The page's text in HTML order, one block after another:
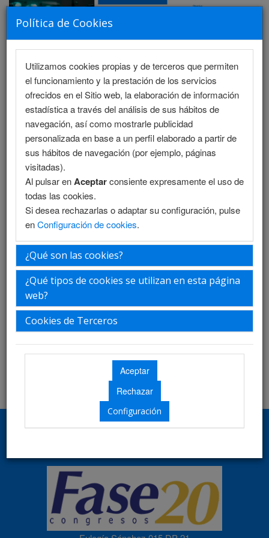
Política de Cookies
Utilizamos cookies propias y de terceros que permiten
el funcionamiento y la prestación de los servicios
ofrecidos en el Sitio web, la elaboración de información
estadística a través del análisis de sus hábitos de
navegación, así como mostrarle publicidad
personalizada en base a un perfil elaborado a partir de
sus hábitos de navegación (por ejemplo, páginas
visitadas).
Al pulsar enAceptarconsiente expresamente el uso de
todas las cookies.
Si desea rechazarlas o adaptar su configuración, pulse
enConfiguración de cookies.
¿Qué son las cookies?
¿Qué tipos de cookies se utilizan en esta página
web?
Cookies de Terceros
Configuración
MENU
Información de Reservas
Información de reservas
Para información sobre reservas de hotel,
rogamos se pongan en contacto en el
email:mauricio.parra@interconti.cl